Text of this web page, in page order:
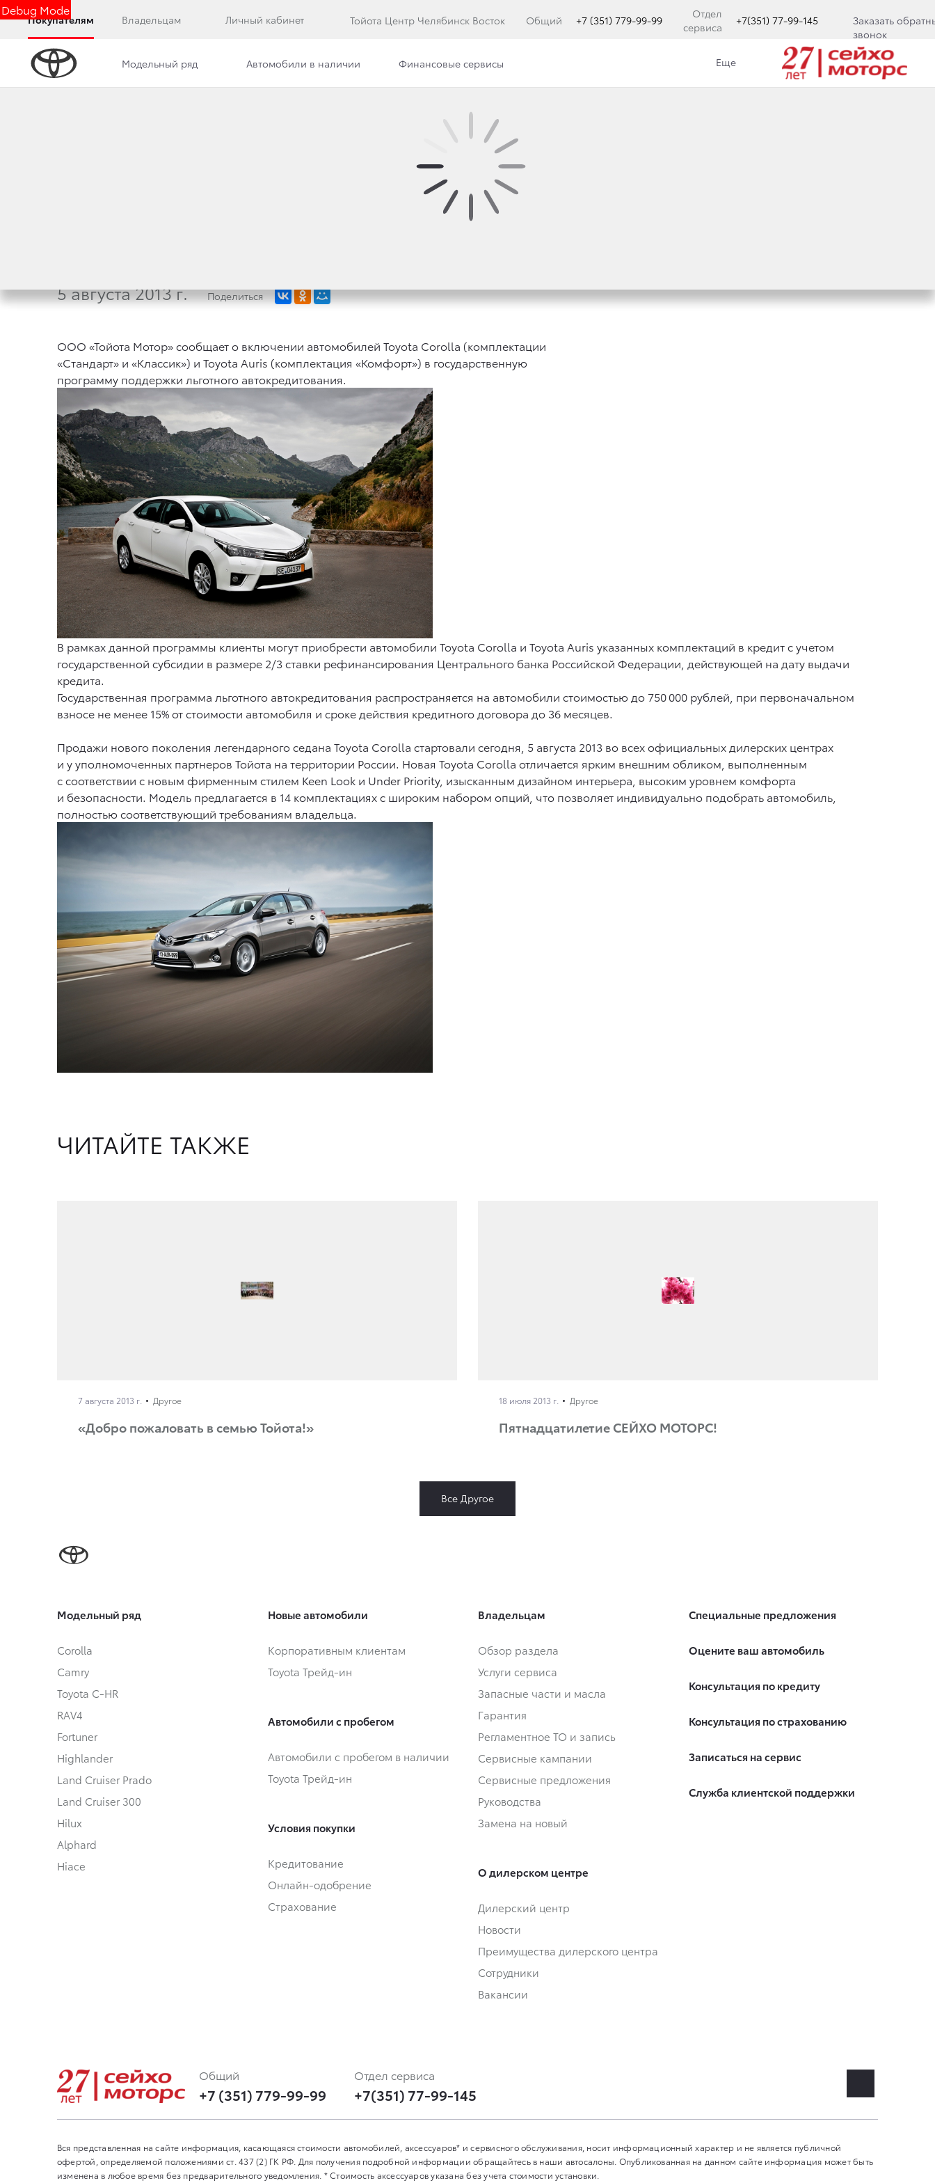
Debug Mode
Покупателям Владельцам Личный кабинет Тойота Центр Челябинск Восток Общий +7 (351) 779-99-99
Отдел
сервиса
+7(351) 77-99-145
Заказать
звонок
Модельный ряд Автомобили в наличии Финансовые сервисы Еще
TOYOTA СOROLLA И TOYOTA AURIS ВКЛЮЧЕНЫ
В ГОСУДАРСТВЕННУЮ ПРОГРАММУ ЛЬГОТНОГО
5 августа 2013 г. Поделиться
ООО «Тойота Мотор» сообщает о включении автомобилей Toyota Corolla (комплектации
«Стандарт» и «Классик») и Toyota Auris (комплектация «Комфорт») в государственную
программу поддержки льготного автокредитования.
В рамках данной программы клиенты могут приобрести автомобили Toyota Corolla и Toyota Auris указанных комплектаций в кредит с учетом
государственной субсидии в размере 2/3 ставки рефинансирования Центрального банка Российской Федерации, действующей на дату выдачи
кредита.
Государственная программа льготного автокредитования распространяется на автомобили стоимостью до 750 000 рублей, при первоначальном
взносе не менее 15% от стоимости автомобиля и сроке действия кредитного договора до 36 месяцев.
Продажи нового поколения легендарного седана Toyota Corolla стартовали сегодня, 5 августа 2013 во всех официальных дилерских центрах
и у уполномоченных партнеров Тойота на территории России. Новая Toyota Corolla отличается ярким внешним обликом, выполненным
с соответствии с новым фирменным стилем Keen Look и Under Priority, изысканным дизайном интерьера, высоким уровнем комфорта
и безопасности. Модель предлагается в 14 комплектациях с широким набором опций, что позволяет индивидуально подобрать автомобиль,
полностью соответствующий требованиям владельца.
ЧИТАЙТЕ ТАКЖЕ
7 августа 2013 г. Другое
«Добро пожаловать в семью Тойота!»
18 июля 2013 г. Другое
Пятнадцатилетие СЕЙХО МОТОРС!
Все Другое
Модельный ряд
Corolla
Camry
Toyota C-HR
RAV4
Fortuner
Highlander
Land Cruiser Prado
Land Cruiser 300
Hilux
Alphard
Hiace
Новые автомобили
Корпоративным клиентам
Toyota Трейд-ин
Автомобили с пробегом
Автомобили с пробегом в наличии
Toyota Трейд-ин
Условия покупки
Кредитование
Онлайн-одобрение
Страхование
Владельцам
Обзор раздела
Услуги сервиса
Запасные части и масла
Гарантия
Регламентное ТО и запись
Сервисные кампании
Сервисные предложения
Руководства
Замена на новый
О дилерском центре
Дилерский центр
Новости
Преимущества дилерского центра
Сотрудники
Вакансии
Специальные предложения
Оцените ваш автомобиль
Консультация по кредиту
Консультация по страхованию
Записаться на сервис
Служба клиентской поддержки
Общий
+7 (351) 779-99-99
Отдел сервиса
+7(351) 77-99-145
Вся представленная на сайте информация, касающаяся стоимости автомобилей, аксессуаров* и сервисного обслуживания, носит информационный характер и не является публичной
офертой, определяемой положениями ст. 437 (2) ГК РФ. Для получения подробной информации обращайтесь в наши автосалоны. Опубликованная на данном сайте информация может быть
изменена в любое время без предварительного уведомления. * Стоимость аксессуаров указана без учета стоимости установки.